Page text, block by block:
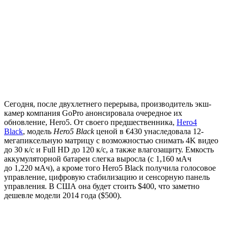
Сегодня, после двухлетнего перерыва, производитель экш-
камер компания GoPro анонсировала очередное их
обновление, Hero5. От своего предшественника, Hero4
Black, модель Hero5 Blackценой в €430 унаследовала 12-
мегапиксельную матрицу с возможностью снимать 4K видео
до 30 к/с и Full HD до 120 к/с, а также влагозащиту. Емкость
аккумуляторной батареи слегка выросла (с 1,160 мАч
до 1,220 мАч), а кроме того Hero5 Black получила голосовое
управление, цифровую стабилизацию и сенсорную панель
управления. В США она будет стоить $400, что заметно
дешевле модели 2014 года ($500).